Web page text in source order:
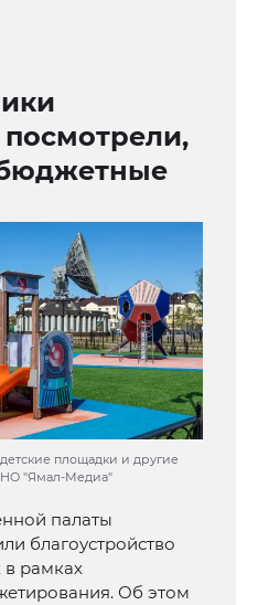
площадки и другие
"Ямал-Медиа"
палаты
благоустройство
в рамках
Об этом